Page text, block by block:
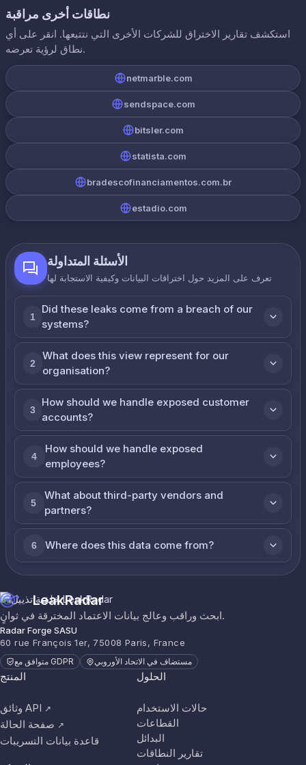
نطاقات أخرى مراقبة
استكشف تقارير الاختراق للشركات الأخرى التي نتتبعها. انقر على أي
نطاق لرؤية تعرضه.
netmarble.com
sendspace.com
bitsler.com
statista.com
bradescofinanciamentos.com.br
estadio.com
الأسئلة المتداولة
تعرف على المزيد حول اختراقات البيانات وكيفية الاستجابة لها
1
Did these leaks come from a breach of our
systems?
2
What does this view represent for our
organisation?
3
How should we handle exposed customer
accounts?
4
How should we handle exposed
employees?
5
What about third-party vendors and
partners?
6 Where does this data come from?
LeakRadar
ابحث وراقب وعالج بيانات الاعتماد المخترقة في ثوانٍ.
Radar Forge SASU
60 rue François 1er, 75008 Paris, France
متوافق مع GDPR مستضاف في الاتحاد الأوروبي
المنتج
وثائق API ↗
صفحة الحالة ↗
قاعدة بيانات التسريبات
الحلول
حالات الاستخدام
القطاعات
البدائل
تقارير النطاقات